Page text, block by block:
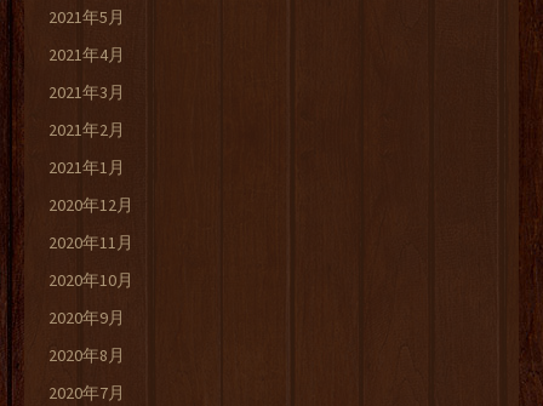
2021年5月
2021年4月
2021年3月
2021年2月
2021年1月
2020年12月
2020年11月
2020年10月
2020年9月
2020年8月
2020年7月